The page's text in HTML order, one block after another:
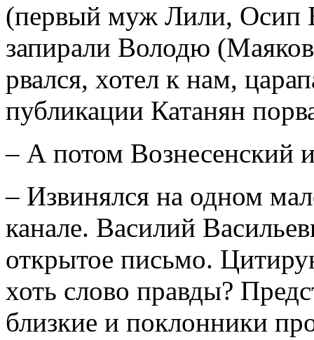
(первый муж Лили, Осип
запирали Володю
рвался, хотел к нам,
публикации Катанян
– А потом Вознесенский
– Извинялся на одном
канале. Василий
открытое письмо.
хоть слово правды?
близкие и поклонники